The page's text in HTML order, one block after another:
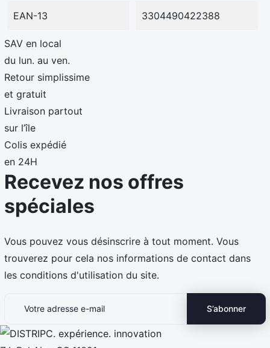
EAN-13 3304490422388
SAV en local
du lun. au ven.
Retour simplissime
et gratuit
Livraison partout
sur l’île
Colis expédié
en 24H
Recevez nos offres
spéciales
Vous pouvez vous désinscrire à tout moment. Vous
trouverez pour cela nos informations de contact dans
les conditions d'utilisation du site.